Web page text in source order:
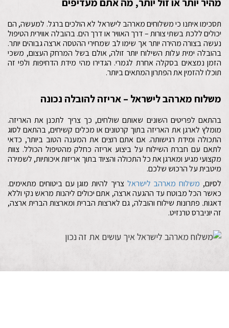
תסכימו איתנו כי משלוחים מארהב לישראל לא הולכים ברגל. למעשה, הם
יכולים ללכת בשתי צורות – דרך האוויר או דרך הים. בהובלה אווירית הטיפול
נעשה בצורה מהירה יותר אך שימו לב שמחירי ההטסה ארצה גבוהים יותר.
בהובלה ימית עלות השילוח יותר זולה, אולם בשל המרחק העצום, משכי
הזמן נמצאים בסקלה אחרת לגמרי. הגדירו מהי מידת הדחיפות ולפי זה
תוכלו להזמין את הפתרון המתאים ביותר.
משלוח מארהב לישראל – אריזה להובלה נכונה
בהתאם לפריטים השונים שאותם שולחים, כך צריך לתכנן את האריזה.
מומלץ לארגן את האריזה בתוך קרטונים או מכלים קשיחים, בהתאם לסוג
התכולה ומידת רגישותה. אם אתם רוצים את המענה הטוב ביותר, כדאי
לתאם עם חברת השילוח על ביצוע אריזה כחלק מהטיפול הכולל. צוות
מקצועי מגיע ומארגן את כל התכולה והציוד בתוך אריזות איכותיות, לשמירה
מיטבית על הרכוש שלכם.
לסיום, משלוח מארהב לישראל צריך להיות מוגן עם ביטוחים מתאימים.
כאשר הכל מבוטח עד ההגעה ארצה, אתם יכולים ליהנות מראש נקי וללא
דאגות. פתרונות שילוח והובלה, גם לארצות הברית ומארצות הברית ארצה,
זה יוניברס טרנזיט.